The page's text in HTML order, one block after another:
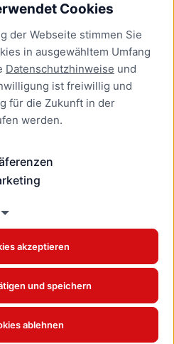
Cookies
der Webseite stimmen Sie
in ausgewähltem Umfang
Datenschutzhinweise und
ist freiwillig und
für die Zukunft in der
werden.
akzeptieren
und speichern
ablehnen